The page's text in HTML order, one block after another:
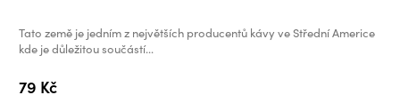
79 Kč
Tato země je jedním z největších producentů kávy ve Střední Americe
kde je důležitou součástí...